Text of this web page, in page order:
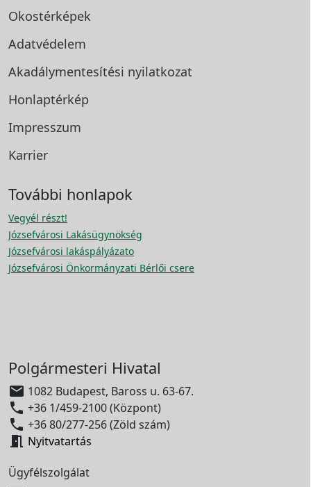
Okostérképek
Adatvédelem
Akadálymentesítési nyilatkozat
Honlaptérkép
Impresszum
Karrier
További honlapok
Vegyél részt!
Józsefvárosi Lakásügynökség
Józsefvárosi lakáspályázato
Józsefvárosi Önkormányzati Bérlői csere
Polgármesteri Hivatal
 1082 Budapest, Baross u. 63-67.
 +36 1/459-2100 (Központ)
 +36 80/277-256 (Zöld szám)
 Nyitvatartás
Ügyfélszolgálat